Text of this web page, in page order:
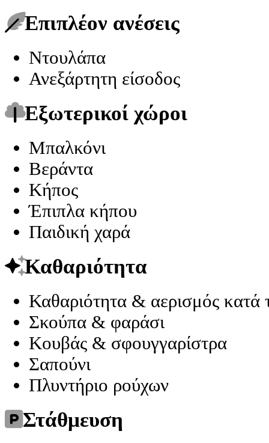
Επιπλέον ανέσεις
Ντουλάπα
Ανεξάρτητη είσοδος
Εξωτερικοί χώροι
Μπαλκόνι
Βεράντα
Κήπος
Έπιπλα κήπου
Παιδική χαρά
Καθαριότητα
Καθαριότητα & αερισμός κατά
Σκούπα & φαράσι
Κουβάς & σφουγγαρίστρα
Σαπούνι
Πλυντήριο ρούχων
Στάθμευση